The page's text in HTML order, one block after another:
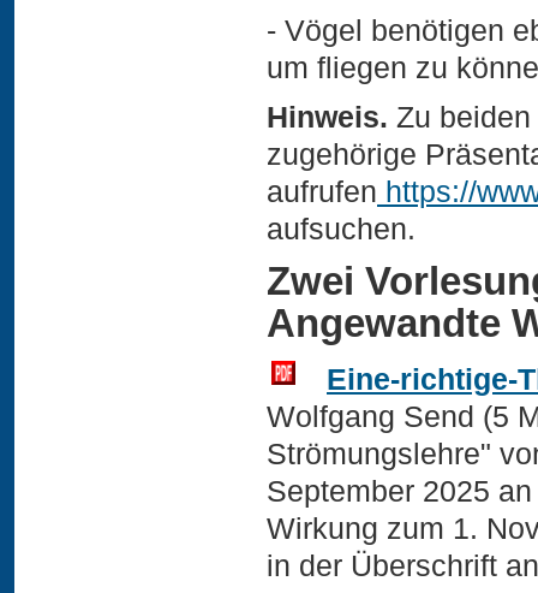
- Vögel benötigen
um fliegen zu
Hinweis. Zu
zugehörige
aufrufen https://
aufsuchen.
Zwei
Angewandte
Eine-richtige-
Wolfgang Send (5
Strömungslehre"
September 2025
Wirkung zum 1.
in der Überschrift